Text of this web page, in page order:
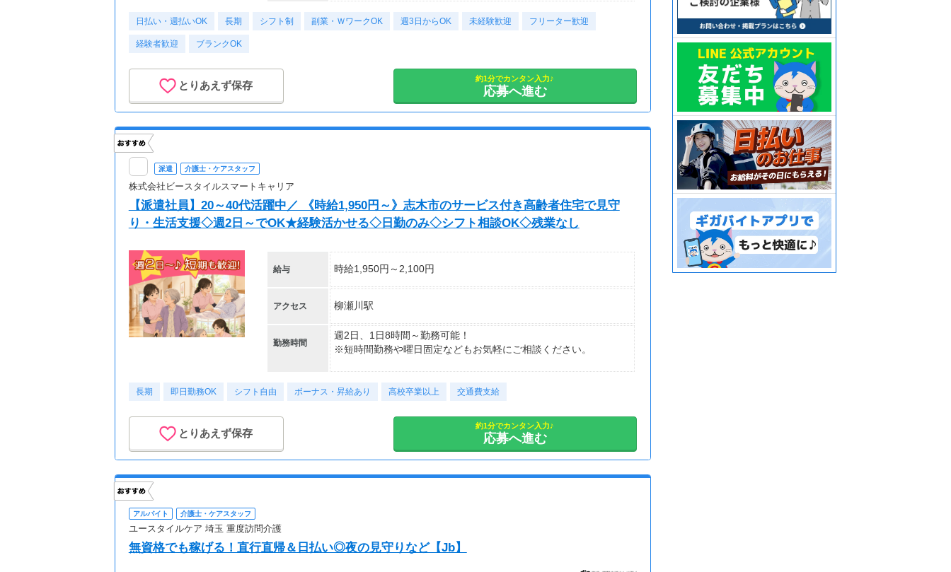
週3日～勤務OK！
日払い・週払いOK 長期 シフト制 副業・ＷワークOK 週3日からOK 未経験歓迎 フリーター歓迎
経験者歓迎 ブランクOK
とりあえず保存
約1分でカンタン入力♪
応募へ進む
派遣 介護士・ケアスタッフ
株式会社ビースタイルスマートキャリア
【派遣社員】20～40代活躍中／ 《時給1,950円～》志木市のサービス付き高齢者住宅で見守
り・生活支援◇週2日～でOK★経験活かせる◇日勤のみ◇シフト相談OK◇残業なし
給与 時給1,950円～2,100円
アクセス 柳瀬川駅
勤務時間
週2日、1日8時間～勤務可能！
※短時間勤務や曜日固定などもお気軽にご相談ください。
7:00～16:00（休憩1h）
10:00～19:00（休憩1h）など
長期 即日勤務OK シフト自由 ボーナス・昇給あり 高校卒業以上 交通費支給
とりあえず保存
約1分でカンタン入力♪
応募へ進む
アルバイト 介護士・ケアスタッフ
ユースタイルケア 埼玉 重度訪問介護
無資格でも稼げる！直行直帰＆日払い◎夜の見守りなど【Jb】